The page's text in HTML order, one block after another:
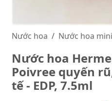
Nước hoa Nước hoa
Nước hoa
Poivree quyến
tế - EDP, 7.5ml